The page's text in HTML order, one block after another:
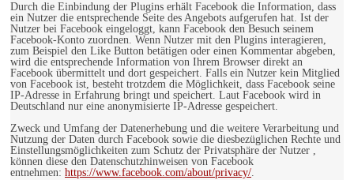
Durch die Einbindung der Plugins erhält Facebook die Information, dass
ein Nutzer die entsprechende Seite des Angebots aufgerufen hat. Ist der
Nutzer bei Facebook eingeloggt, kann Facebook den Besuch seinem
Facebook-Konto zuordnen. Wenn Nutzer mit den Plugins interagieren,
zum Beispiel den Like Button betätigen oder einen Kommentar abgeben,
wird die entsprechende Information von Ihrem Browser direkt an
Facebook übermittelt und dort gespeichert. Falls ein Nutzer kein Mitglied
von Facebook ist, besteht trotzdem die Möglichkeit, dass Facebook seine
IP-Adresse in Erfahrung bringt und speichert. Laut Facebook wird in
Deutschland nur eine anonymisierte IP-Adresse gespeichert.
Zweck und Umfang der Datenerhebung und die weitere Verarbeitung und
Nutzung der Daten durch Facebook sowie die diesbezüglichen Rechte und
Einstellungsmöglichkeiten zum Schutz der Privatsphäre der Nutzer ,
können diese den Datenschutzhinweisen von Facebook
entnehmen: https://www.facebook.com/about/privacy/.